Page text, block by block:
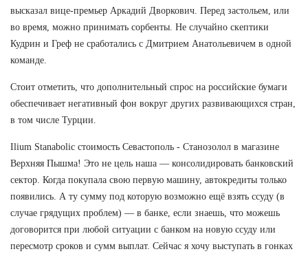
высказал вице-премьер Аркадий Дворкович. Перед застольем, или
во время, можно принимать сорбенты. Не случайно скептики
Кудрин и Греф не сработались с Дмитрием Анатольевичем в одной
команде.
Стоит отметить, что дополнительный спрос на российские бумаги
обеспечивает негативный фон вокруг других развивающихся стран,
в том числе Турции.
Ilium Stanabolic стоимость Севастополь - Станозолол в магазине
Верхняя Пышма! Это не цель наша — консолидировать банковский
сектор. Когда покупала свою первую машину, автокредиты только
появились. А ту сумму под которую возможно ещё взять ссуду (в
случае грядущих проблем) — в банке, если знаешь, что можешь
договорится при любой ситуации с банком на новую ссуду или
пересмотр сроков и сумм выплат. Сейчас я хочу выступать в гонках